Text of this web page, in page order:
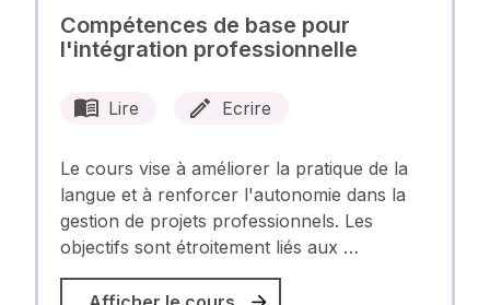
Compétences de base pour
l'intégration professionnelle
Lire Ecrire
Le cours vise à améliorer la pratique de la
langue et à renforcer l'autonomie dans la
gestion de projets professionnels. Les
objectifs sont étroitement liés aux …